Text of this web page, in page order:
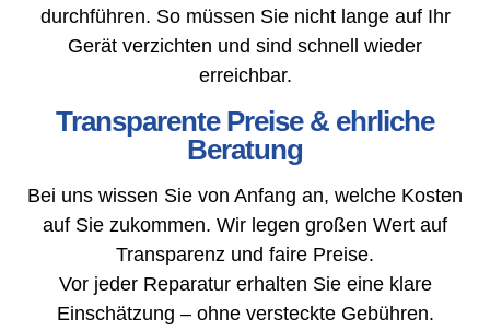
durchführen. So müssen Sie nicht lange auf Ihr
Gerät verzichten und sind schnell wieder
erreichbar.
Transparente Preise & ehrliche
Beratung
Bei uns wissen Sie von Anfang an, welche Kosten
auf Sie zukommen. Wir legen großen Wert auf
Transparenz und faire Preise.
Vor jeder Reparatur erhalten Sie eine klare
Einschätzung – ohne versteckte Gebühren.